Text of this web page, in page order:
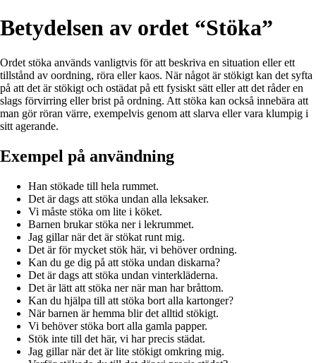
Betydelsen av ordet “Stöka”
Ordet stöka används vanligtvis för att beskriva en situation eller ett
tillstånd av oordning, röra eller kaos. När något är stökigt kan det syfta
på att det är stökigt och ostädat på ett fysiskt sätt eller att det råder en
slags förvirring eller brist på ordning. Att stöka kan också innebära att
man gör röran värre, exempelvis genom att slarva eller vara klumpig i
sitt agerande.
Exempel på användning
Han stökade till hela rummet.
Det är dags att stöka undan alla leksaker.
Vi måste stöka om lite i köket.
Barnen brukar stöka ner i lekrummet.
Jag gillar när det är stökat runt mig.
Det är för mycket stök här, vi behöver ordning.
Kan du ge dig på att stöka undan diskarna?
Det är dags att stöka undan vinterkläderna.
Det är lätt att stöka ner när man har bråttom.
Kan du hjälpa till att stöka bort alla kartonger?
När barnen är hemma blir det alltid stökigt.
Vi behöver stöka bort alla gamla papper.
Stök inte till det här, vi har precis städat.
Jag gillar när det är lite stökigt omkring mig.